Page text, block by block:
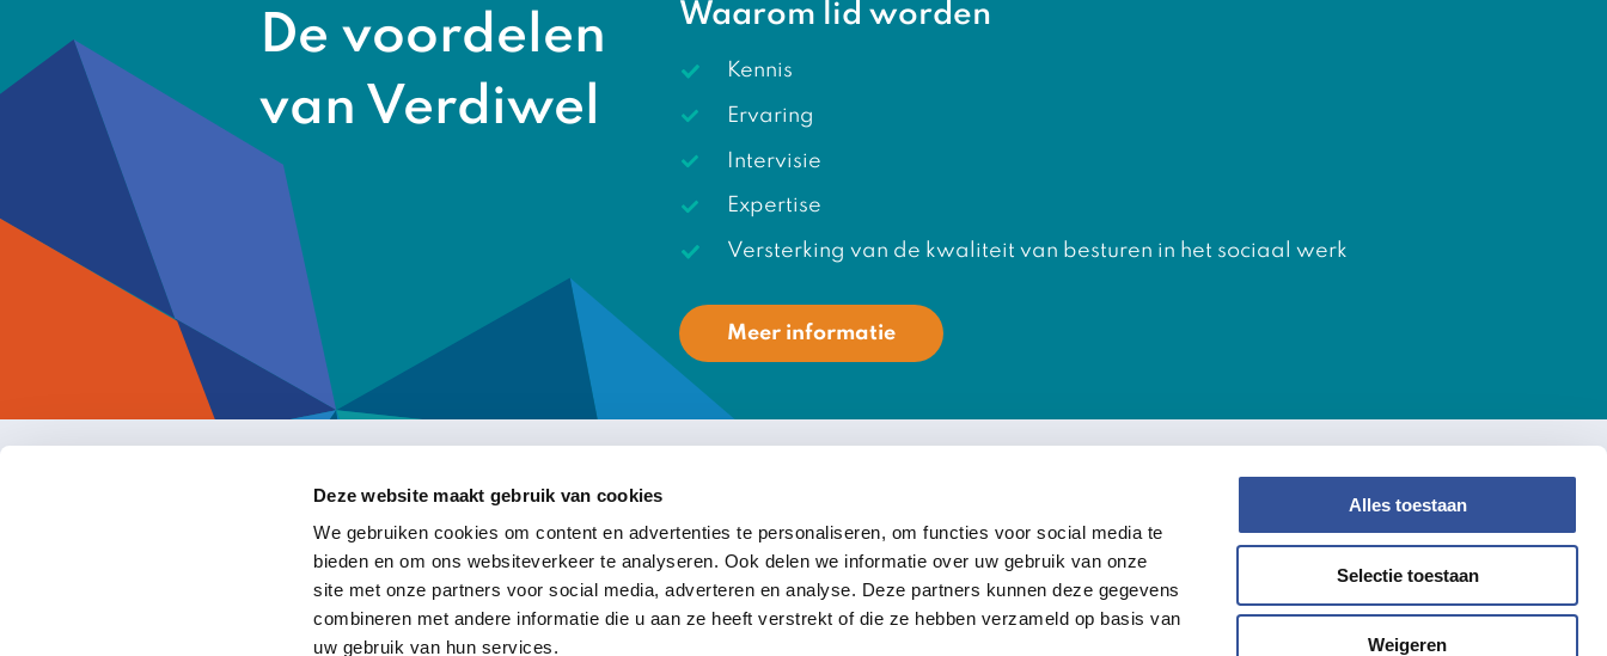
Deze website maakt gebruik van cookies
We gebruiken cookies om content en advertenties te personaliseren, om functies voor social media te
bieden en om ons websiteverkeer te analyseren. Ook delen we informatie over uw gebruik van onze
site met onze partners voor social media, adverteren en analyse. Deze partners kunnen deze gegevens
combineren met andere informatie die u aan ze heeft verstrekt of die ze hebben verzameld op basis van
uw gebruik van hun services.
Alles toestaan
Selectie toestaan
Weigeren
De voordelen
van Verdiwel
Waarom lid worden
Kennis
Ervaring
Intervisie
Expertise
Versterking van de kwaliteit van besturen in het sociaal werk
Meer informatie
Delen & Doen!
LinkedIn
Youtube
verdiwel
Over Ons
Actueel